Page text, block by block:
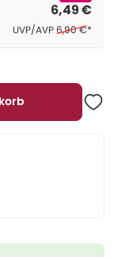
6,49 €
UVP/AVP Ehemaliger
6,90 €*